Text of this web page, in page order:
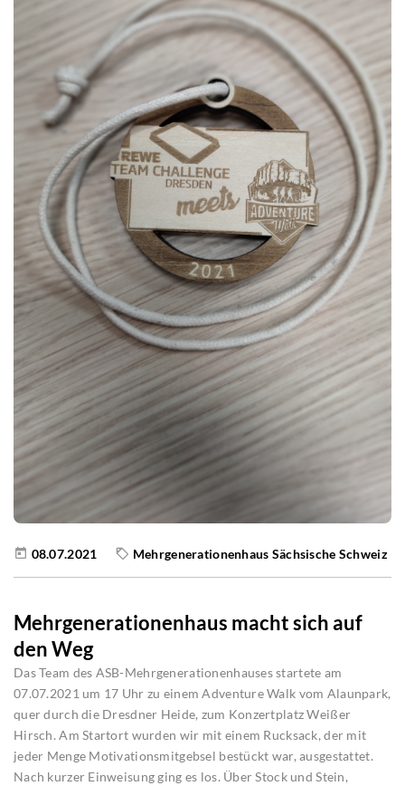
08.07.2021 Mehrgenerationenhaus Sächsische Schweiz
Mehrgenerationenhaus macht sich auf
den Weg
Das Team des ASB-Mehrgenerationenhauses startete am
07.07.2021 um 17 Uhr zu einem Adventure Walk vom Alaunpark,
quer durch die Dresdner Heide, zum Konzertplatz Weißer
Hirsch. Am Startort wurden wir mit einem Rucksack, der mit
jeder Menge Motivationsmitgebsel bestückt war, ausgestattet.
Nach kurzer Einweisung ging es los. Über Stock und Stein,